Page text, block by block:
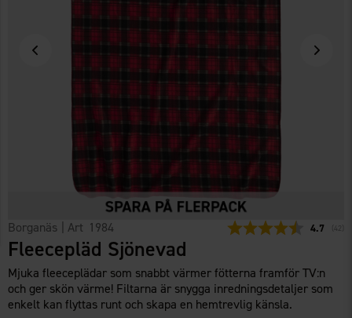
Borganäs | Art 1984 4.7 42
Fleecepläd Sjönevad
Mjuka fleeceplädar som snabbt värmer fötterna framför TV:n
och ger skön värme! Filtarna är snygga inredningsdetaljer som
enkelt kan flyttas runt och skapa en hemtrevlig känsla.